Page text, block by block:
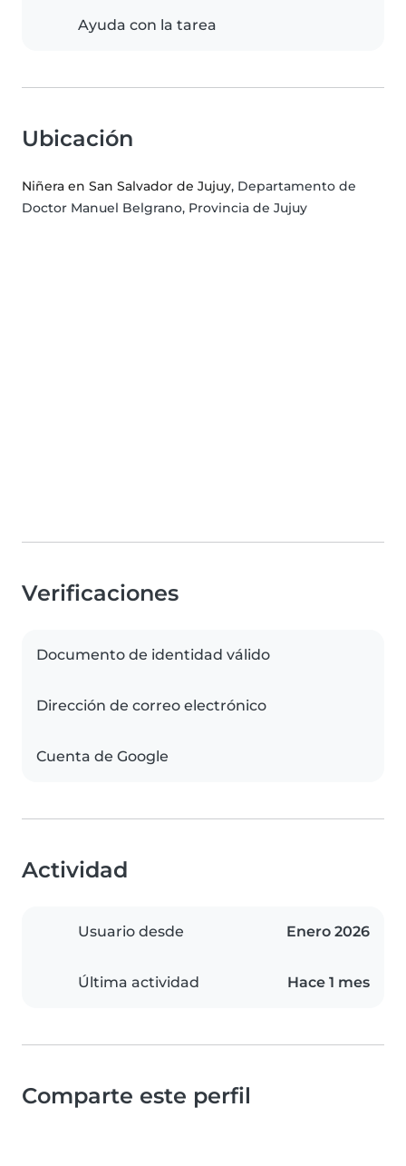
Ayuda con la tarea
Ubicación
Niñera en San Salvador de Jujuy, Departamento de
Doctor Manuel Belgrano, Provincia de Jujuy
Verificaciones
Documento de identidad válido
Dirección de correo electrónico
Cuenta de Google
Actividad
Usuario desde Enero 2026
Última actividad Hace 1 mes
Comparte este perfil